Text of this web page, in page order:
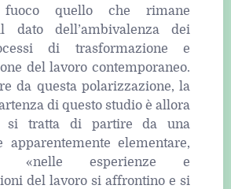
quello che rimane
dato dell’ambivalenza dei
di trasformazione e
del lavoro contemporaneo.
da questa polarizzazione, la
di questo studio è allora
si tratta di partire da una
apparentemente elementare,
«nelle esperienze e
del lavoro si affrontino e si